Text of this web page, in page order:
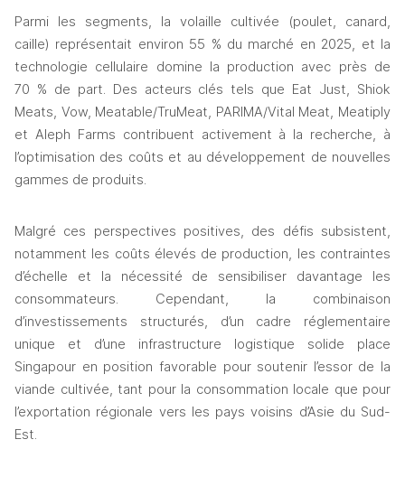
Parmi les segments, la volaille cultivée (poulet, canard,
caille) représentait environ 55 % du marché en 2025, et la
technologie cellulaire domine la production avec près de
70 % de part. Des acteurs clés tels que Eat Just, Shiok
Meats, Vow, Meatable/TruMeat, PARIMA/Vital Meat, Meatiply
et Aleph Farms contribuent activement à la recherche, à
l’optimisation des coûts et au développement de nouvelles
gammes de produits.
Malgré ces perspectives positives, des défis subsistent,
notamment les coûts élevés de production, les contraintes
d’échelle et la nécessité de sensibiliser davantage les
consommateurs. Cependant, la combinaison
d’investissements structurés, d’un cadre réglementaire
unique et d’une infrastructure logistique solide place
Singapour en position favorable pour soutenir l’essor de la
viande cultivée, tant pour la consommation locale que pour
l’exportation régionale vers les pays voisins d’Asie du Sud-
Est.